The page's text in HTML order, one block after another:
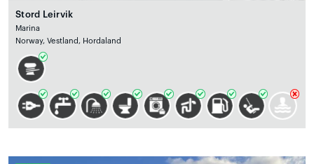
Stord Leirvik
Marina
Norway, Vestland, Hordaland